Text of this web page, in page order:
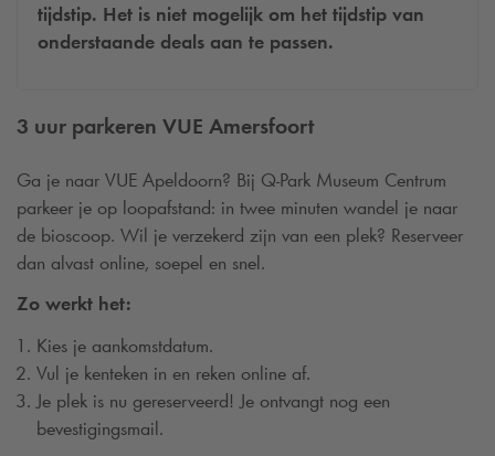
3 uur parkeren VUE Amersfoort
Ga je naar VUE Apeldoorn? Bij Q-Park Museum Centrum
parkeer je op loopafstand: in twee minuten wandel je naar
de bioscoop. Wil je verzekerd zijn van een plek? Reserveer
dan alvast online, soepel en snel.
Zo werkt het:
Kies je aankomstdatum.
Vul je kenteken in en reken online af.
Je plek is nu gereserveerd! Je ontvangt nog een
bevestigingsmail.
tijdstip. Het is niet mogelijk om het tijdstip van
onderstaande deals aan te passen.